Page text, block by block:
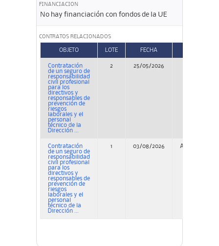
FINANCIACION
No hay financiación con fondos de la UE
CONTRATOS RELACIONADOS
OBJETO LOTE FECHA
Contratación
de un seguro de
responsabilidad
civil profesional
para los
directivos y
responsables de
prevención de
riesgos
laborales y el
personal
técnico de la
Dirección ...
2 25/05/2026
Contratación
de un seguro de
responsabilidad
civil profesional
para los
directivos y
responsables de
prevención de
riesgos
laborales y el
personal
técnico de la
Dirección ...
1 03/08/2026 Adjudicación